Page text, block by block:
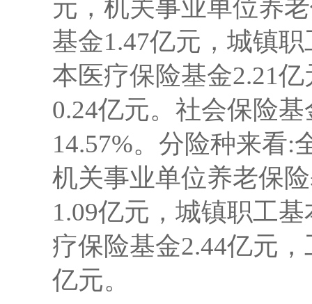
元 ， 机关事业单位养
基金1.47亿元 ， 城镇职
本医疗保险基金2.21亿
0.24亿元。社会保险基
14.57%。分险种来看:
机关事业单位养老保
1.09亿元 ， 城镇职工基
疗保险基金2.44亿元 ，
亿元。